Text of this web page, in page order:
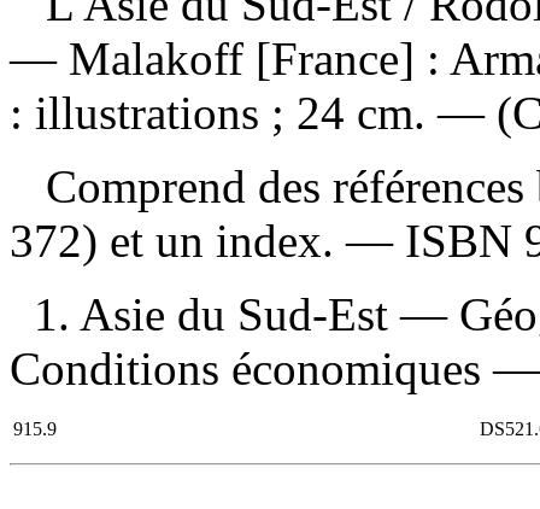
— Malakoff [France] :
: illustrations ; 24 cm. —
Comprend des
372) et un index. — ISBN
1. Asie du Sud-Est —
Conditions économiques
915.9